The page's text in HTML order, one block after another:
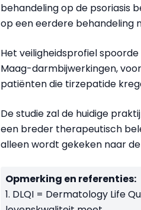
behandeling op de psoriasis
op een eerdere behandeling
Het veiligheidsprofiel
Maag-darmbijwerkingen,
patiënten die tirzepatide
De studie zal de huidige
een breder therapeutisch
alleen wordt gekeken naar
Opmerking en referenties:
1. DLQI = Dermatology Life